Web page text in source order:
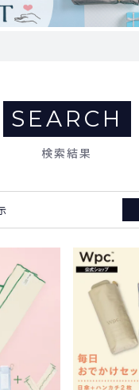
SEARCH
検索結果